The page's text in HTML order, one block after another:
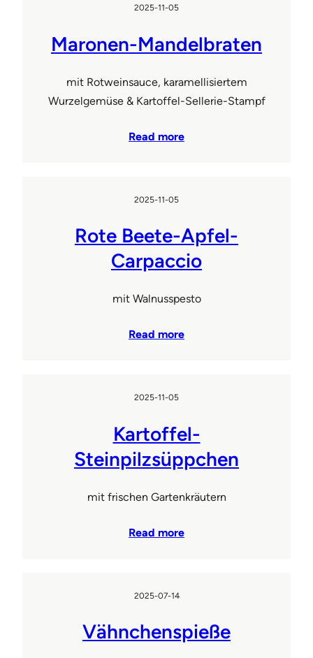
2025-11-05
Maronen-Mandelbraten
mit Rotweinsauce, karamellisiertem
Wurzelgemüse & Kartoffel-Sellerie-Stampf
Read more
2025-11-05
Rote Beete-Apfel-
Carpaccio
mit Walnusspesto
Read more
2025-11-05
Kartoffel-
Steinpilzsüppchen
mit frischen Gartenkräutern
Read more
2025-07-14
Vähnchenspieße